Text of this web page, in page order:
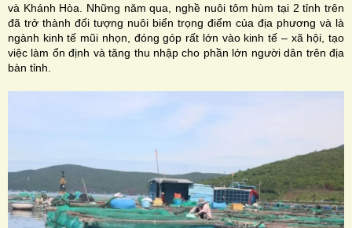
và Khánh Hòa. Những năm qua, nghề nuôi tôm hùm tại 2 tỉnh trên
đã trở thành đối tượng nuôi biển trọng điểm của địa phương và là
ngành kinh tế mũi nhọn, đóng góp rất lớn vào kinh tế – xã hội, tạo
việc làm ổn định và tăng thu nhập cho phần lớn người dân trên địa
bàn tỉnh.